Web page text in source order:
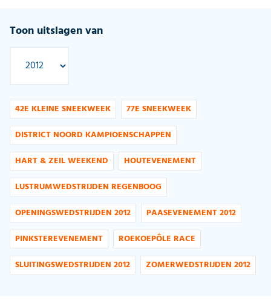
Toon uitslagen van
42E KLEINE SNEEKWEEK
77E SNEEKWEEK
DISTRICT NOORD KAMPIOENSCHAPPEN
HART & ZEIL WEEKEND
HOUTEVENEMENT
LUSTRUMWEDSTRIJDEN REGENBOOG
OPENINGSWEDSTRIJDEN 2012
PAASEVENEMENT 2012
PINKSTEREVENEMENT
ROEKOEPÔLE RACE
SLUITINGSWEDSTRIJDEN 2012
ZOMERWEDSTRIJDEN 2012